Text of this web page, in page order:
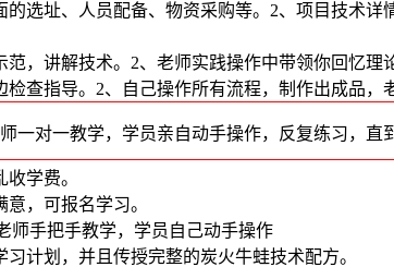
的选址、人员配备、物资采购等。2、项目技术
范，讲解技术。2、老师实践操作中带领你回忆
检查指导。2、自己操作所有流程，制作出成品
一对一教学，学员亲自动手操作，反复练习，直
学费。
，可报名学习。
师手把手教学，学员自己动手操作
计划，并且传授完整的炭火牛蛙技术配方。